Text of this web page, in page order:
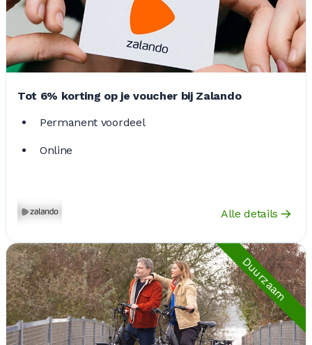
Tot 6% korting op je voucher bij Zalando
Permanent voordeel
Online
Alle details
Duurzaam